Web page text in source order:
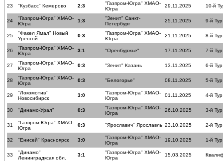
23 "Кузбасс" Кемерово 2:3
"Газпром-Югра" ХМАО-
Югра
29.11.2025 10-й
24
"Газпром-Югра" ХМАО-
Югра
1:3
"Зенит" Санкт-
Петербург
25.11.2025 9-й Тур
25
"Факел Ямал" Новый
Уренгой
0:3
"Газпром-Югра" ХМАО-
Югра
21.11.2025 8-й Тур
26
"Газпром-Югра" ХМАО-
Югра
3:1 "Оренбуржье" 17.11.2025 7-й Тур
27
"Газпром-Югра" ХМАО-
Югра
0:3 "Зенит" Казань 13.11.2025 6-й Тур
28
"Газпром-Югра" ХМАО-
Югра
0:3 "Белогорье" 08.11.2025 5-й Тур
29
"Локомотив"
Новосибирск
3:0
"Газпром-Югра" ХМАО-
Югра
01.11.2025 4-й Тур
30 "Динамо-Урал" 0:3
"Газпром-Югра" ХМАО-
Югра
26.10.2025 3-й Тур
31
"Газпром-Югра" ХМАО-
Югра
0:3 "Ярославич" Ярославль 23.10.2025 2-й Тур
32 "Енисей" Красноярск 3:0
"Газпром-Югра" ХМАО-
Югра
19.10.2025 1-й Тур
33
"Динамо"
Ленинградксая обл.
3:1
"Газпром-Югра" ХМАО-
Югра
15.03.2025